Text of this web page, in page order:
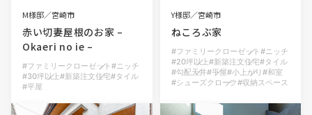
M様邸 宮崎市
赤い切妻屋根のお家 –
Okaeri no ie –
ファミリークローゼット
ニッチ
30坪以上
新築注文住宅
タイル
平屋
Y様邸 宮崎市
ねころぶ家
ファミリークローゼット
ニッチ
20坪以上 新築注文住宅 タイル
勾配天井 平屋 小上がり
和室
シューズクローク
収納スペース